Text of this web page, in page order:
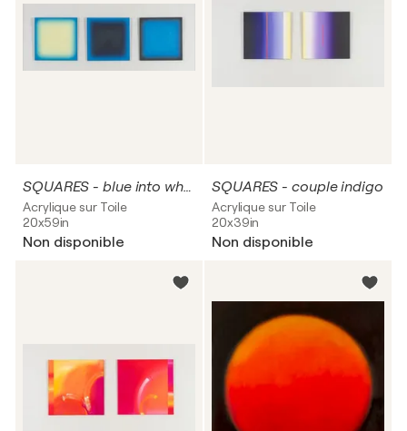
SQUARES - blue into wht & blk.
Acrylique sur Toile
20x59in
Non disponible
SQUARES - couple indigo
Acrylique sur Toile
20x39in
Non disponible